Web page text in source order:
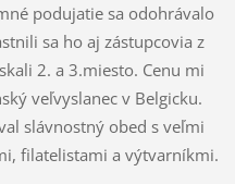
podujatie sa odohrávalo
sa ho aj zástupcovia z
2. a 3.miesto. Cenu mi
veľvyslanec v Belgicku.
slávnostný obed s veľmi
filatelistami a výtvarníkmi.